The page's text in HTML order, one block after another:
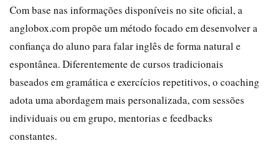
Com base nas informações disponíveis no site oficial, a
anglobox.com propõe um método focado em desenvolver a
confiança do aluno para falar inglês de forma natural e
espontânea. Diferentemente de cursos tradicionais
baseados em gramática e exercícios repetitivos, o coaching
adota uma abordagem mais personalizada, com sessões
individuais ou em grupo, mentorias e feedbacks
constantes.